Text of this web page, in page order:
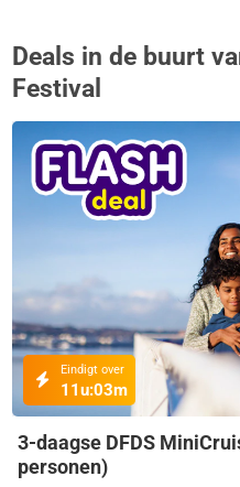
Deals in de buurt
Festival
Eindigt over
11u:03m
3-daagse DFDS
personen)